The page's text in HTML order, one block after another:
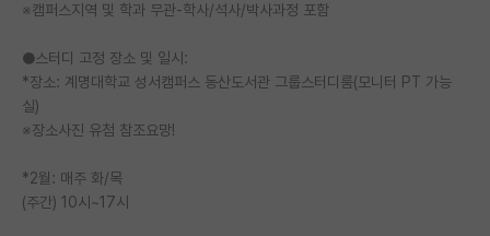
유학교육
이벤트
재팬라운지 🌸
※캠퍼스지역 및 학과 무관-학사/석사/박사과정 포함
●스터디 고정 장소 및 일시:
*장소: 계명대학교 성서캠퍼스 동산도서관 그룹스터디룸(모니터 PT 가능
실)
※장소사진 유첨 참조요망!
*2월: 매주 화/목
(주간) 10시~17시